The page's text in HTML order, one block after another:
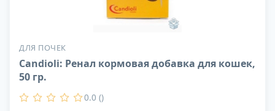
ДЛЯ ПОЧЕК
Candioli: Ренал кормовая добавка для кошек,
50 гр.
0.0 ()